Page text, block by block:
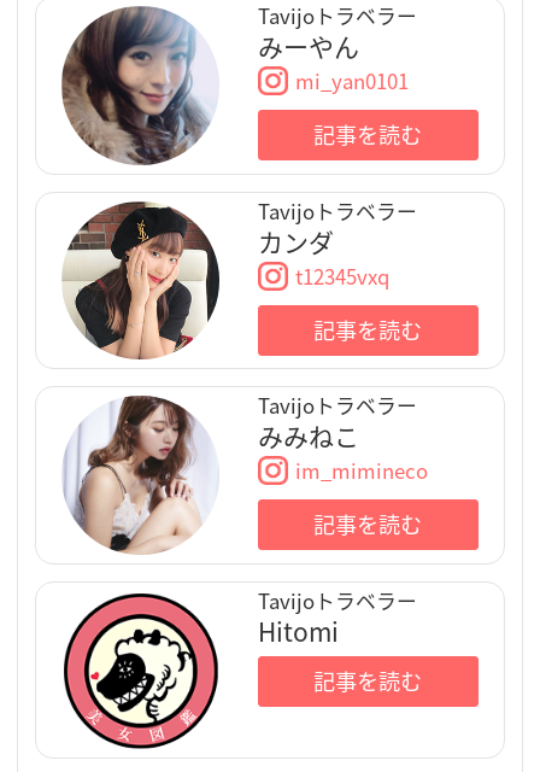
Tavijoトラベラー
みーやん
mi_yan0101
記事を読む
Tavijoトラベラー
カンダ
t12345vxq
記事を読む
Tavijoトラベラー
みみねこ
im_mimineco
記事を読む
Tavijoトラベラー
Hitomi
記事を読む